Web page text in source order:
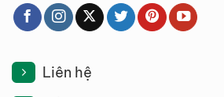
Liên hệ